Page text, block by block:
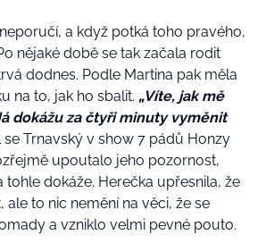
a když potká toho pravého,
nějaké době se tak začala rodit
dodnes. Podle Martina pak měla
na to, jak ho sbalit. „Víte, jak mě
dokážu za čtyři minuty vyměnit
se Trnavský v show 7 pádů Honzy
upoutalo jeho pozornost,
tohle dokáže. Herečka upřesnila, že
to nic nemění na věci, že se
a vzniklo velmi pevné pouto.